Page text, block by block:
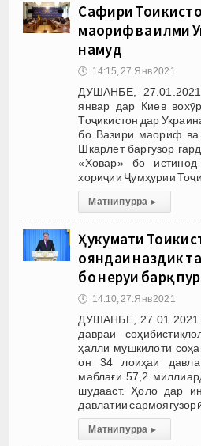
Сафири
маориф ва илми
намуд
🕔 14:15, 27.Янв 2021
ДУШАНБЕ,
январ дар Киев
Тоҷикистон дар
бо Вазири маориф ва
Шкарлет баргузор
«Ховар» бо
хориҷии Ҷумҳурии
Матни пурра ▸
Ҳукумати
ояндаи наздик
бо неруи барқ
🕔 14:10, 27.Янв 2021
ДУШАНБЕ,
давраи
ҳалли мушкилоти
он 34 лоиҳаи
маблағи 57,2
шудааст. Ҳоло дар
давлатии
Матни пурра ▸